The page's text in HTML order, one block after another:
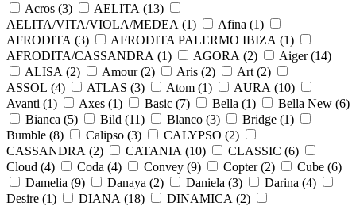
Acros (3) AELITA (13)
AELITA/VITA/VIOLA/MEDEA (1) Afina (1)
AFRODITA (3) AFRODITA PALERMO IBIZA (1)
AFRODITA/CASSANDRA (1) AGORA (2) Aiger (14)
ALISA (2) Amour (2) Aris (2) Art (2)
ASSOL (4) ATLAS (3) Atom (1) AURA (10)
Avanti (1) Axes (1) Basic (7) Bella (1) Bella New (6)
Bianca (5) Bild (11) Blanco (3) Bridge (1)
Bumble (8) Calipso (3) CALYPSO (2)
CASSANDRA (2) CATANIA (10) CLASSIC (6)
Cloud (4) Coda (4) Convey (9) Copter (2) Cube (6)
Damelia (9) Danaya (2) Daniela (3) Darina (4)
Desire (1) DIANA (18) DINAMICA (2)